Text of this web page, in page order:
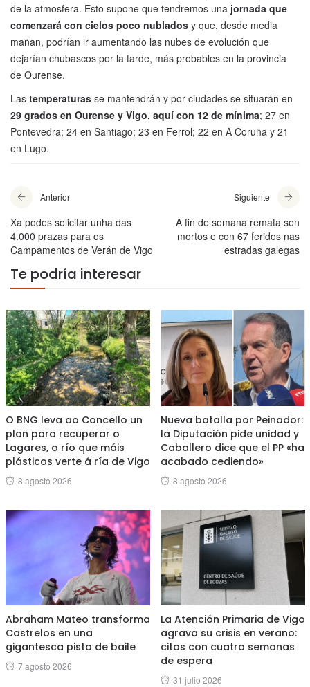
de la atmosfera. Esto supone que tendremos una jornada que
comenzará con cielos poco nublados y que, desde media
mañan, podrían ir aumentando las nubes de evolución que
dejarían chubascos por la tarde, más probables en la provincia
de Ourense.
Las temperaturas se mantendrán y por ciudades se situarán en
29 grados en Ourense y Vigo, aquí con 12 de mínima; 27 en
Pontevedra; 24 en Santiago; 23 en Ferrol; 22 en A Coruña y 21
en Lugo.
Anterior
Xa podes solicitar unha das
4.000 prazas para os
Campamentos de Verán de Vigo
Siguiente
A fin de semana remata sen
mortos e con 67 feridos nas
estradas galegas
Te podría interesar
O BNG leva ao Concello un
plan para recuperar o
Lagares, o río que máis
plásticos verte á ría de Vigo
Posted
8 agosto 2026
Nueva batalla por Peinador:
la Diputación pide unidad y
Caballero dice que el PP «ha
acabado cediendo»
Posted
8 agosto 2026
Abraham Mateo transforma
Castrelos en una
gigantesca pista de baile
Posted
7 agosto 2026
La Atención Primaria de Vigo
agrava su crisis en verano:
citas con cuatro semanas
de espera
Posted
31 julio 2026